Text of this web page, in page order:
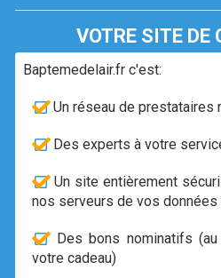
VOTRE SITE DE
Baptemedelair.fr c'est:
Un réseau de prestataires
Des experts à votre
Un site entièrement
nos serveurs de vos données
Des bons nominatifs
votre cadeau)